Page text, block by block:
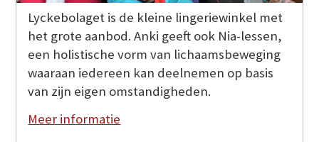
Lyckebolaget is de kleine lingeriewinkel met
het grote aanbod. Anki geeft ook Nia-lessen,
een holistische vorm van lichaamsbeweging
waaraan iedereen kan deelnemen op basis
van zijn eigen omstandigheden.
Meer informatie